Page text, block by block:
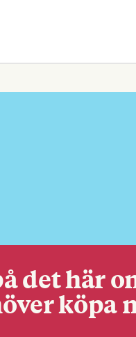
det här
köpa